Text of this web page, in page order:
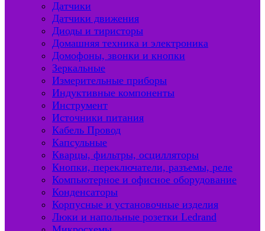
Датчики
Датчики движения
Диоды и тиристоры
Домашняя техника и электроника
Домофоны, звонки и кнопки
Зеркальные
Измерительные приборы
Индуктивные компоненты
Инструмент
Источники питания
Кабель Провод
Капсульные
Кварцы, фильтры, осцилляторы
Кнопки, переключатели, разъемы, реле
Компьютерное и офисное оборудование
Конденсаторы
Корпусные и установочные изделия
Люки и напольные розетки Ledrand